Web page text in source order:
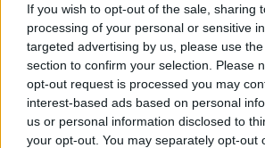
If you wish to opt-out of the sale, sharing
processing of your personal or sensitive
targeted advertising by us, please use
section to confirm your selection. Please
opt-out request is processed you may
interest-based ads based on personal
us or personal information disclosed to
your opt-out. You may separately opt-out